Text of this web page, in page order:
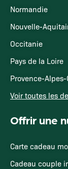
Normandie
Nouvelle-
Occitanie
Pays de la Loire
Provence-
Voir toutes les
Offrir une
Carte cadeau
Cadeau couple